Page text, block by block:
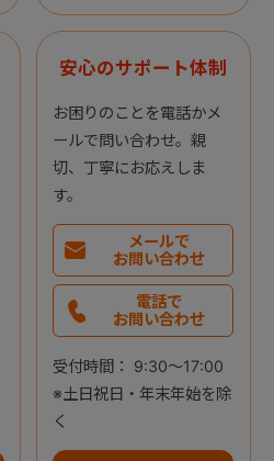
安心のサポート体制
お困りのことを電話かメ
ールで問い合わせ。親
切、丁寧にお応えしま
す。
メールで
お問い合わせ
電話で
お問い合わせ
受付時間： 9:30～17:00
※土日祝日・年末年始を除
く